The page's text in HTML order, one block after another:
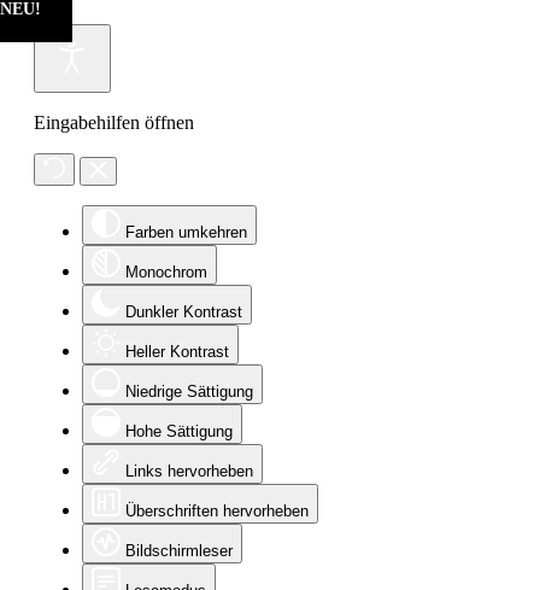
Eingabehilfen öffnen
Farben umkehren
Monochrom
Dunkler Kontrast
Heller Kontrast
Niedrige Sättigung
Hohe Sättigung
Links hervorheben
Überschriften hervorheben
Bildschirmleser
NEU!